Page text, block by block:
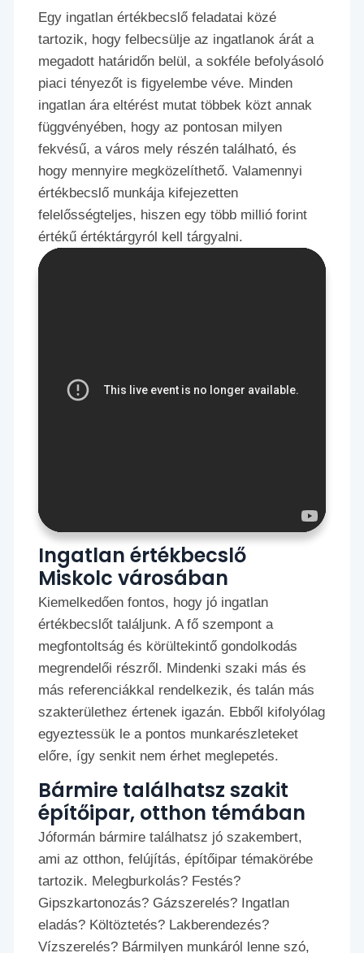
Egy ingatlan értékbecslő feladatai közé
tartozik, hogy felbecsülje az ingatlanok árát a
megadott határidőn belül, a sokféle befolyásoló
piaci tényezőt is figyelembe véve. Minden
ingatlan ára eltérést mutat többek közt annak
függvényében, hogy az pontosan milyen
fekvésű, a város mely részén található, és
hogy mennyire megközelíthető. Valamennyi
értékbecslő munkája kifejezetten
felelősségteljes, hiszen egy több millió forint
értékű értéktárgyról kell tárgyalni.
Ingatlan értékbecslő
Miskolc városában
Kiemelkedően fontos, hogy jó ingatlan
értékbecslőt találjunk. A fő szempont a
megfontoltság és körültekintő gondolkodás
megrendelői részről. Mindenki szaki más és
más referenciákkal rendelkezik, és talán más
szakterülethez értenek igazán. Ebből kifolyólag
egyeztessük le a pontos munkarészleteket
előre, így senkit nem érhet meglepetés.
Bármire találhatsz szakit
építőipar, otthon témában
Jóformán bármire találhatsz jó szakembert,
ami az otthon, felújítás, építőipar témakörébe
tartozik. Melegburkolás? Festés?
Gipszkartonozás? Gázszerelés? Ingatlan
eladás? Költöztetés? Lakberendezés?
Vízszerelés? Bármilyen munkáról lenne szó,